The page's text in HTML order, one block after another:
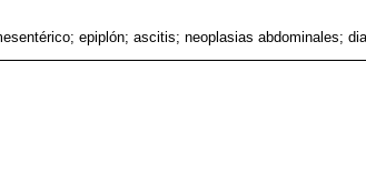
epiplón; ascitis; neoplasias abdominales;